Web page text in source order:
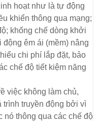
hoạt như là tự động
khiển thông qua mạng;
khống chế dòng khởi
êm ái (mềm) nâng
chi phí lắp đặt, bảo
chế độ tiết kiệm năng
việc không làm chủ,
truyền động bởi vì
nó thông qua các chế độ